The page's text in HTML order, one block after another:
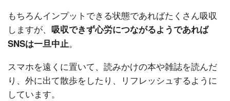
もちろんインプットできる状態であればたくさん吸収
しますが、 吸収できず心労につながるようであれば
SNSは一旦中止。
スマホを遠くに置いて、読みかけの本や雑誌を読んだ
り、外に出て散歩をしたり、リフレッシュするように
しています。